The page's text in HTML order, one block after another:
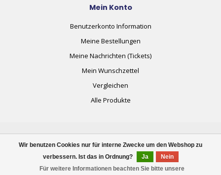
Wir benutzen Cookies nur für interne Zwecke um den Webshop zu
verbessern. Ist das in Ordnung?
Ja
Nein
Für weitere Informationen beachten Sie bitte unsere
Mein Konto
Benutzerkonto Information
Meine Bestellungen
Meine Nachrichten (Tickets)
Mein Wunschzettel
Vergleichen
Alle Produkte
© Copyright 2026 plug+automate.swiss